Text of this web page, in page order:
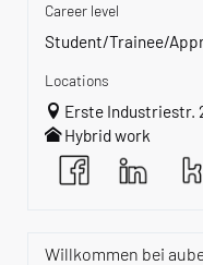
Career level
Student/Trainee/
Locations
Erste Industriestr.
Hybrid work
Willkommen bei